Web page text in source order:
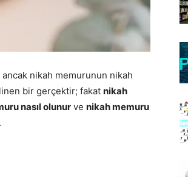
nikah memurunun nikah
bir gerçektir; fakat nikah
nasıl olunur ve nikah memuru